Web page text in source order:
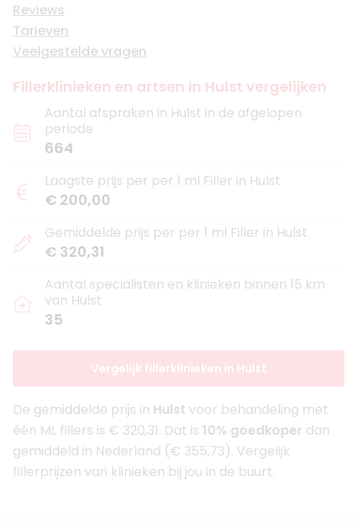
Reviews
Tarieven
Veelgestelde vragen
Fillerklinieken en artsen in Hulst vergelijken
Aantal afspraken in Hulst in de afgelopen
periode
664
Laagste prijs per per 1 ml Filler in Hulst
€ 200,00
Gemiddelde prijs per per 1 ml Filler in Hulst
€ 320,31
Aantal specialisten en klinieken binnen 15 km
van Hulst
35
Vergelijk fillerklinieken in Hulst
De gemiddelde prijs in Hulst voor behandeling met
één ML fillers is € 320,31. Dat is 10% goedkoper dan
gemiddeld in Nederland (€ 355,73). Vergelijk
fillerprijzen van klinieken bij jou in de buurt.